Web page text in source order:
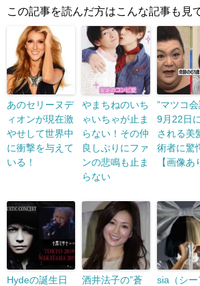
この記事を読んだ方はこんな記事も見
あのセリーヌデ
ィオンが現在激
やせして世界中
に衝撃を与えて
いる！
やまちねのいち
ゃいちゃが止ま
らない！その仲
良しぶりにファ
ンの悲鳴も止ま
らない
”マツコ
9月22日
される美
術者に驚
【画像あ
Hydeの誕生日
酒井法子の”蒼
sia（シー